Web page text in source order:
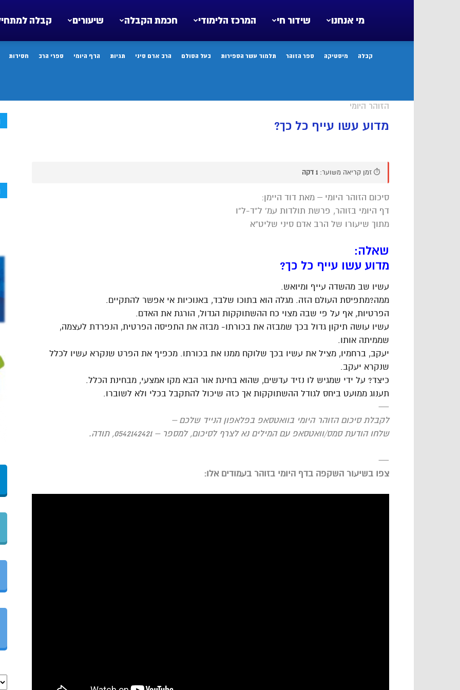
קבלה שיעורים חכמת הקבלה המרכז הלימודי שידור חי מי אנחנו
קבלה מיסטיקה ספר הזוהר תלמוד עשר הספירות בעל הסולם הרב אדם סיני תגיות הדף היומי ספרי הרב חסידות
הזוהר היומי
מדוע עשו עייף כל כך?
⏱️ זמן קריאה משוער: 1 דקה
סיכום הזוהר היומי – מאת דוד היימן:
דף היומי בזוהר, פרשת תולדות עמ’ ל”ד-ל”ו
מתוך שיעורו של הרב אדם סיני שליט”א
שאלה:
מדוע עשו עייף כל כך?
עשיו שב מהשדה עייף ומיואש.
ממה?מתפיסת העולם הזה. מגלה הוא בתוכו שלבד, באנוכיות אי אפשר להתקיים.
הפרטיות, אף על פי שבה מצוי כח ההשתוקקות הגדול, הורגת את האדם.
עשיו עושה תיקון גדול בכך שמבזה את בכורתו- מבזה את התפיסה הפרטית, הנפרדת לעצמה,
שממיתה אותו.
יעקב, ברחמיו, מציל את עשיו בכך שלוקח ממנו את בכורתו. מכפיף את הפרט שנקרא עשיו לכלל
שנקרא יעקב.
כיצד? על ידי שמגיש לו נזיד עדשים, שהוא בחינת אור הבא מקו אמצעי, מבחינת הכלל.
תענוג ממועט ביחס לגודל ההשתוקקות אך כזה שיכול להתקבל בכלי ולא לשוברו.
—
לקבלת סיכום הזוהר היומי בוואטסאפ בפלאפון הנייד שלכם–
שלחו הודעת סמס/וואטסאפ עם המילים נא לצרף לסיכום, למספר – 0542142421, תודה
.
—
צפו בשיעור השקפה בדף היומי בזוהר בעמודים אלו: